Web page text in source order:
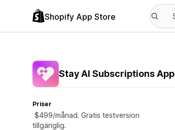
Shopify App Store
Stay AI Subscriptions App
Priser
$499/månad. Gratis testversion
tillgänglig.